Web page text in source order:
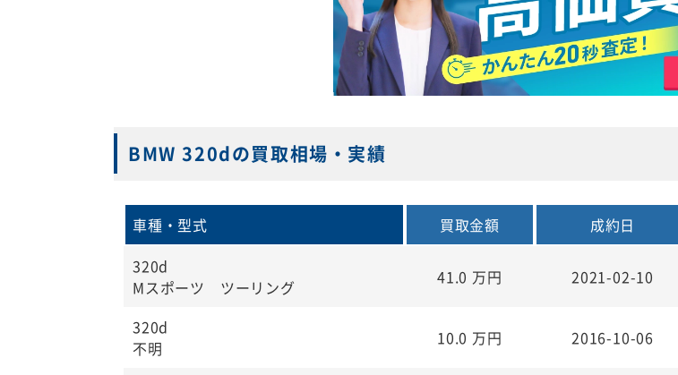
BMW 320dの買取相場・実績
車種・型式 買取金額 成約日
320d
Mスポーツ ツーリング
41.0 万円 2021-02-10
320d
不明
10.0 万円 2016-10-06